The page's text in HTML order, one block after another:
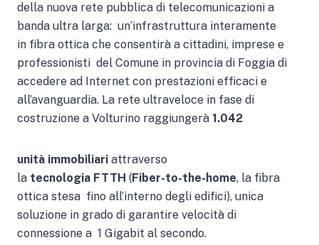
della nuova rete pubblica di telecomunicazioni a
banda ultra larga: un’infrastruttura interamente
in fibra ottica che consentirà a cittadini, imprese e
professionisti del Comune in provincia di Foggia di
accedere ad Internet con prestazioni efficaci e
all’avanguardia. La rete ultraveloce in fase di
costruzione a Volturino raggiungerà 1.042
unità immobiliari attraverso
la tecnologia FTTH (Fiber-to-the-home, la fibra
ottica stesa fino all’interno degli edifici), unica
soluzione in grado di garantire velocità di
connessione a 1 Gigabit al secondo.